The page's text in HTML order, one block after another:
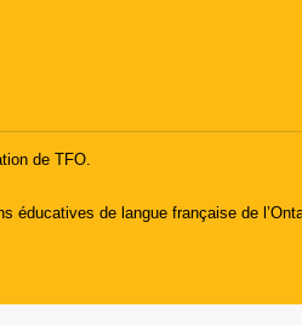
de TFO.
éducatives de langue française de